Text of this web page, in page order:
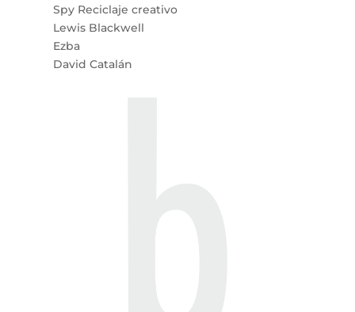
Spy Reciclaje creativo
Lewis Blackwell
Ezba
David Catalán